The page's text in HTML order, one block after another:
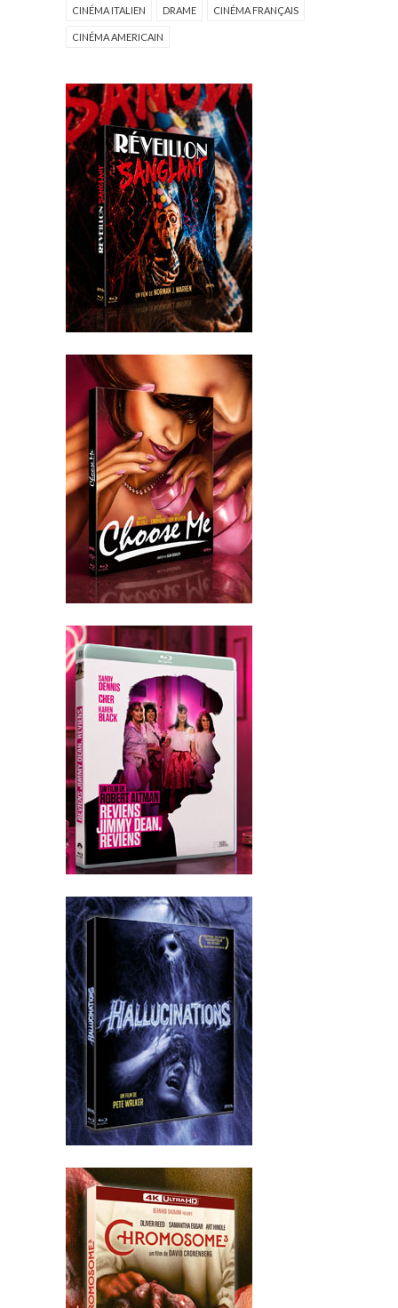
CINÉMA ITALIEN DRAME CINÉMA FRANÇAIS
CINÉMA AMERICAIN